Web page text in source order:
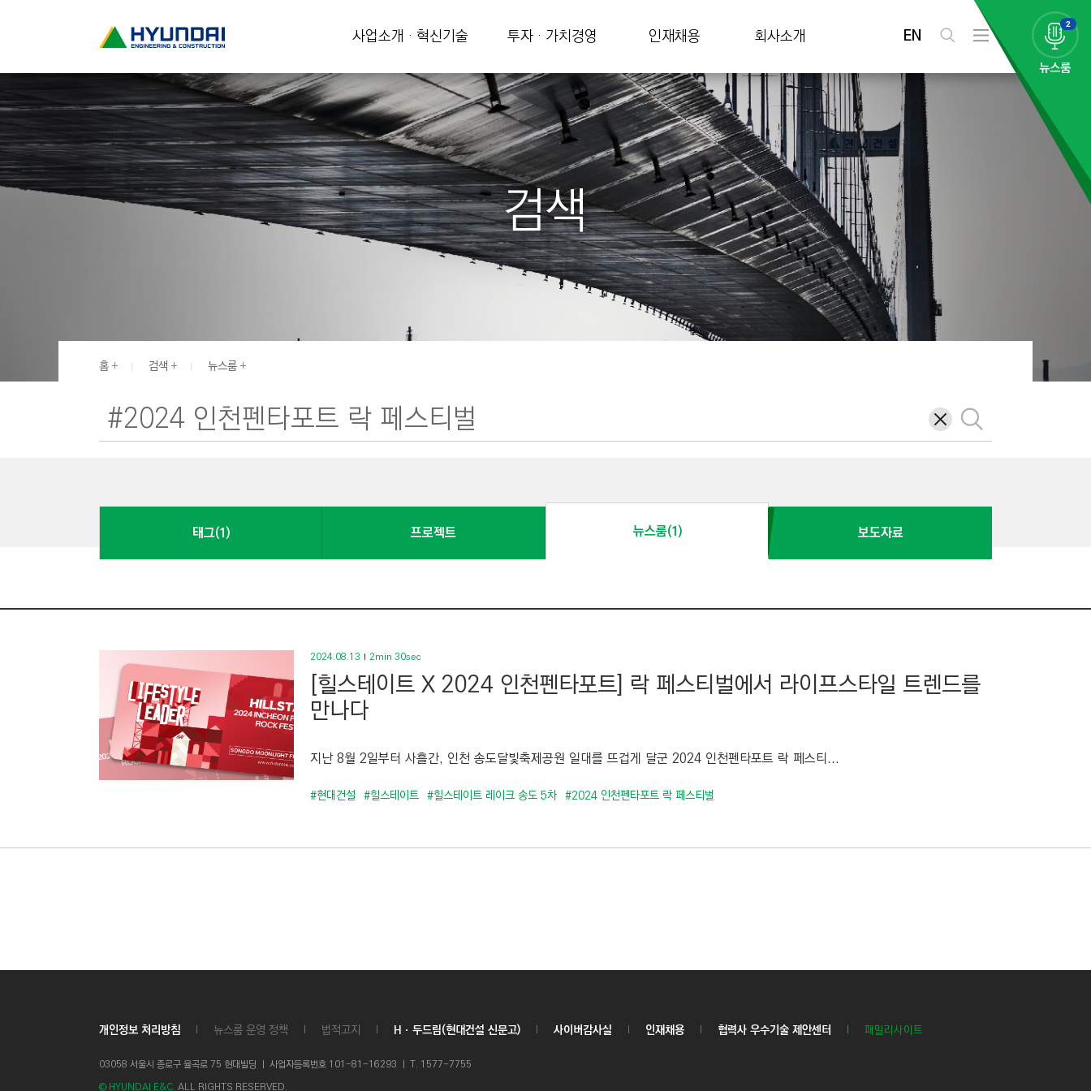
현
건
설
H
Y
U
N
G
N
&
O
S
U
T
I
)
사업소개 · 혁신기술 투자 · 가치경영 인재채용 회사소개 EN
검
전
메
2
뉴스룸
검색
홈 검색 뉴스룸
삭
제
검
색
태그(1) 프로젝트 뉴스룸(1) 보도자료
2024.08.13 2min 30sec
[힐스테이트 X 2024 인천펜타포트] 락 페스티벌에서 라이프스타일 트렌드를
만나다
지난 8월 2일부터 사흘간, 인천 송도달빛축제공원 일대를 뜨겁게 달군 2024 인천펜타포트 락 페스티...
#현대건설 #힐스테이트 #힐스테이트 레이크 송도 5차 #2024 인천펜타포트 락 페스티벌
개인정보 처리방침 뉴스룸 운영 정책 법적고지 Hㆍ두드림(현대건설 신문고) 사이버감사실 인재채용 협력사 우수기술 제안센터 패밀리사이트
03058 서울시 종로구 율곡로 75 현대빌딩 ㅣ 사업자등록번호 101-81-16293 ㅣ T. 1577-7755
© HYUNDAI E&C. ALL RIGHTS RESERVED.